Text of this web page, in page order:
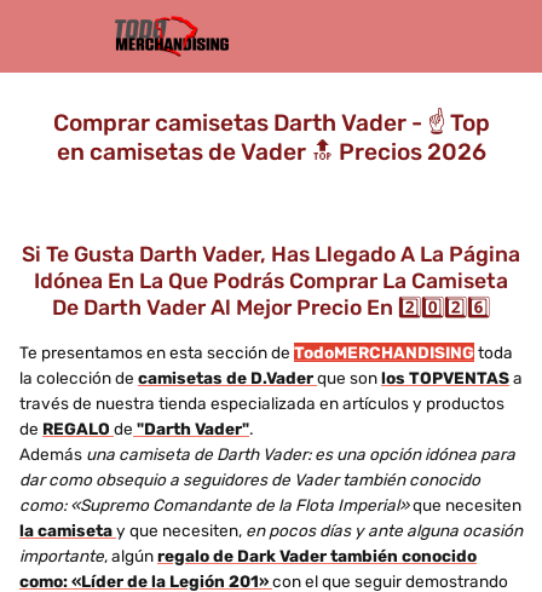
Comprar camisetas Darth Vader - ☝️ Top
en camisetas de Vader 🔝 Precios 2026
Si Te Gusta Darth Vader, Has Llegado A La Página
Idónea En La Que Podrás Comprar La Camiseta
De Darth Vader Al Mejor Precio En 2️⃣0️⃣2️⃣6️⃣
Te presentamos en esta sección de TodoMERCHANDISINGtoda
la colección de camisetas de D.Vaderque sonlos TOPVENTASa
través de nuestra tienda especializada en artículos y productos
de REGALO de "Darth Vader".
Además una camiseta de Darth Vader: es una opción idónea para
dar como obsequio a seguidores de Vader también conocido
como: «Supremo Comandante de la Flota Imperial»que necesiten
la camisetay que necesiten, en pocos días y ante alguna ocasión
importante, algúnregalo de Dark Vader también conocido
como: «Líder de la Legión 201»con el que seguir demostrando